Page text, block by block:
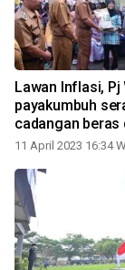
Lawan Inflasi, Pj
payakumbuh
cadangan beras
Kelurahan
11 April 2023 16:34